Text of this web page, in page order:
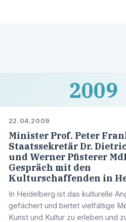
2009
22.04.2009
Minister Prof. Peter
Staatssekretär Dr.
und Werner Pfisterer
Gespräch mit den
Kulturschaffenden in
In Heidelberg ist das kulturelle
gefächert und bietet vielfältige
Kunst und Kultur zu erleben und